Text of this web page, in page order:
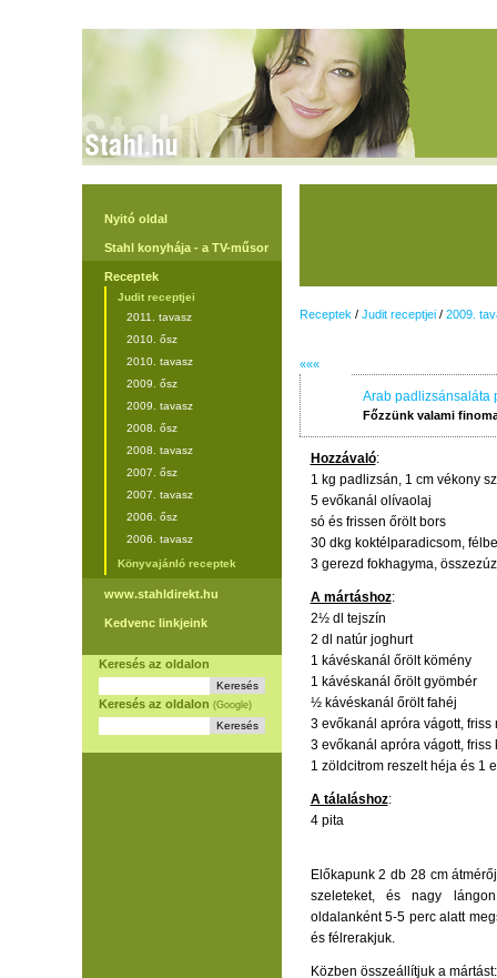
Nyitó oldal
Stahl konyhája - a TV-műsor
Receptek
Judit receptjei
2011. tavasz
2010. ősz
2010. tavasz
2009. ősz
2009. tavasz
2008. ősz
2008. tavasz
2007. ősz
2007. tavasz
2006. ősz
2006. tavasz
Könyvajánló receptek
www.stahldirekt.hu
Kedvenc linkjeink
Keresés az oldalon
Keresés az oldalon (Google)
Receptek / Judit receptjei/ 2009.
«««
Arab padlizsánsaláta
Főzzünk valami
Hozzávaló:
1 kg padlizsán, 1 cm vékony
5 evőkanál olívaolaj
só és frissen őrölt bors
30 dkg koktélparadicsom,
3 gerezd fokhagyma,
A mártáshoz:
2½ dl tejszín
2 dl natúr joghurt
1 kávéskanál őrölt kömény
1 kávéskanál őrölt gyömbér
½ kávéskanál őrölt fahéj
3 evőkanál apróra vágott, friss
3 evőkanál apróra vágott, friss
1 zöldcitrom reszelt héja és 1
A tálaláshoz:
4 pita
Előkapunk 2 db 28 cm
szeleteket, és nagy
oldalanként 5-5 perc alatt
és félrerakjuk.
Közben összeállítjuk a